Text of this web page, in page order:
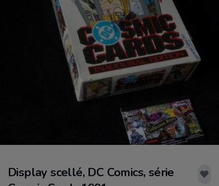
Display scellé, DC Comics, série